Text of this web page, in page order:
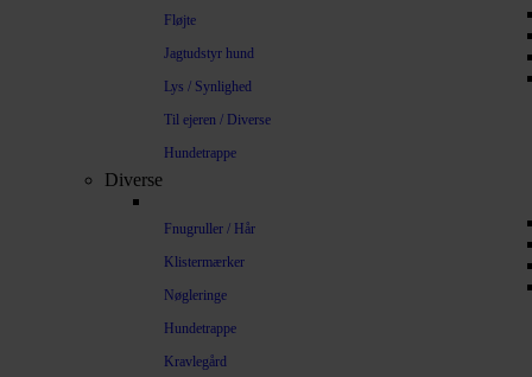
Fløjte
Jagtudstyr hund
Lys / Synlighed
Til ejeren / Diverse
Hundetrappe
Diverse
Fnugruller / Hår
Klistermærker
Nøgleringe
Hundetrappe
Kravlegård